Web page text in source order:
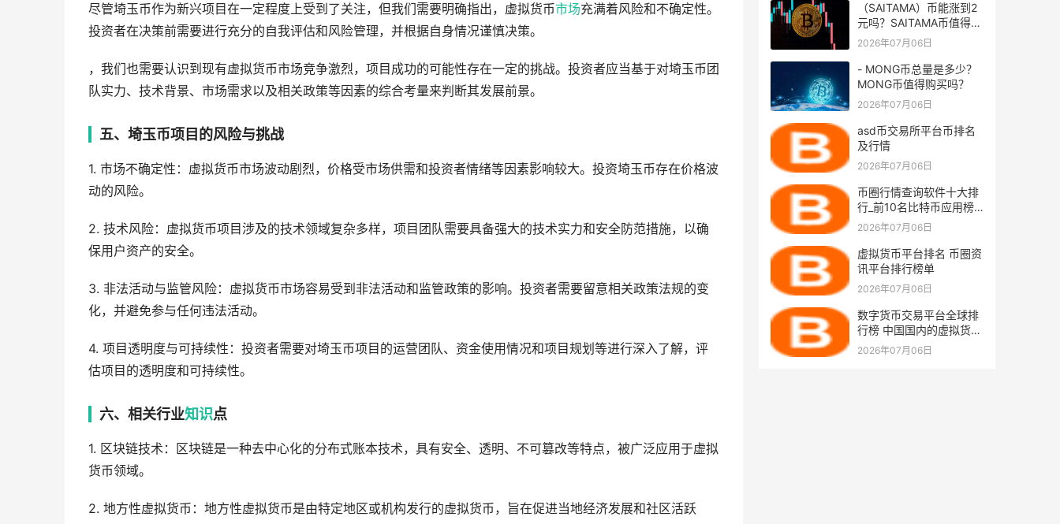
尽管埼玉币作为新兴项目在一定程度上受到了关注，但我们需要明确指出，虚拟货币市场充满着风险和不确定性。
投资者在决策前需要进行充分的自我评估和风险管理，并根据自身情况谨慎决策。
，我们也需要认识到现有虚拟货币市场竞争激烈，项目成功的可能性存在一定的挑战。投资者应当基于对埼玉币团
队实力、技术背景、市场需求以及相关政策等因素的综合考量来判断其发展前景。
五、埼玉币项目的风险与挑战
1. 市场不确定性：虚拟货币市场波动剧烈，价格受市场供需和投资者情绪等因素影响较大。投资埼玉币存在价格波
动的风险。
2. 技术风险：虚拟货币项目涉及的技术领域复杂多样，项目团队需要具备强大的技术实力和安全防范措施，以确
保用户资产的安全。
3. 非法活动与监管风险：虚拟货币市场容易受到非法活动和监管政策的影响。投资者需要留意相关政策法规的变
化，并避免参与任何违法活动。
4. 项目透明度与可持续性：投资者需要对埼玉币项目的运营团队、资金使用情况和项目规划等进行深入了解，评
估项目的透明度和可持续性。
六、相关行业知识点
1. 区块链技术：区块链是一种去中心化的分布式账本技术，具有安全、透明、不可篡改等特点，被广泛应用于虚拟
货币领域。
2. 地方性虚拟货币：地方性虚拟货币是由特定地区或机构发行的虚拟货币，旨在促进当地经济发展和社区活跃
（SAITAMA）币能涨到2
元吗？SAITAMA币值得长
期持有吗？
2026年07月06日
- MONG币总量是多少？
MONG币值得购买吗？
2026年07月06日
asd币交易所平台币排名
及行情
2026年07月06日
币圈行情查询软件十大排
行_前10名比特币应用榜
单一览 国内
2026年07月06日
虚拟货币平台排名 币圈资
讯平台排行榜单
2026年07月06日
数字货币交易平台全球排
行榜 中国国内的虚拟货币
交易平台
2026年07月06日